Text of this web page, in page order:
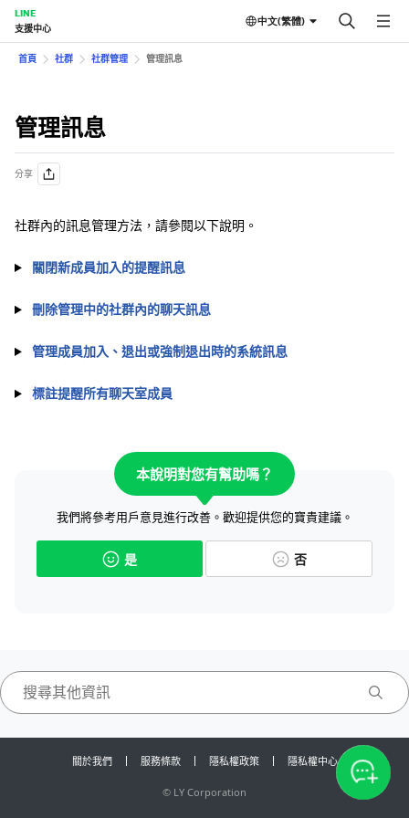
LINE
支援中心
中文(繁體)
首頁 社群 社群管理 管理訊息
管理訊息
分享
社群內的訊息管理方法，請參閱以下說明。
關閉新成員加入的提醒訊息
刪除管理中的社群內的聊天訊息
管理成員加入、退出或強制退出時的系統訊息
標註提醒所有聊天室成員
本說明對您有幫助嗎？
我們將參考用戶意見進行改善。歡迎提供您的寶貴建議。
是 否
關於我們 服務條款 隱私權政策 隱私權中心
© LY Corporation